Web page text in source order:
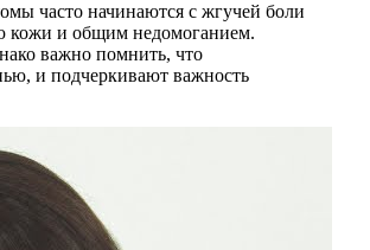
часто начинаются с жгучей боли
кожи и общим недомоганием.
важно помнить, что
и подчеркивают важность